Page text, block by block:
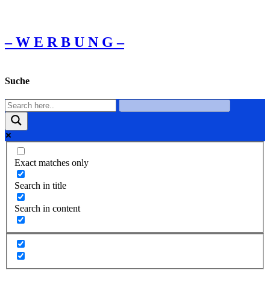
– W Ε R Β U Ν G –
Suche
Exact matches only
Search in title
Search in content